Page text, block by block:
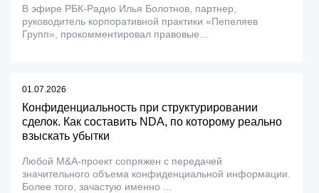
В эфире РБК-Радио Илья Болотнов, партнер,
руководитель корпоративной практики «Пепеляев
Групп», прокомментировал правовые...
01.07.2026
Конфиденциальность при структурировании
сделок. Как составить NDA, по которому реально
взыскать убытки
Любой M&A-проект сопряжен с передачей
значительного объема конфиденциальной информации.
Более того, зачастую именно ...